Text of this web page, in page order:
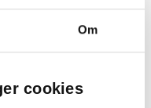
Om
cookies